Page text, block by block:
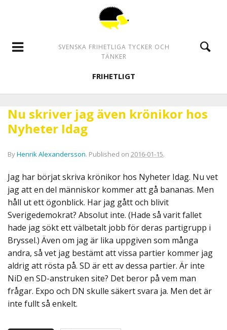
SVENSKA FRIHETLIGA TYCKER OCH
TÄNKER
FRIHETLIGT
Nu skriver jag även krönikor hos
Nyheter Idag
ByHenrik Alexandersson. Published on 2016-01-15.
Jag har börjat skriva krönikor hos Nyheter Idag. Nu vet
jag att en del människor kommer att gå bananas. Men
håll ut ett ögonblick. Har jag gått och blivit
Sverigedemokrat? Absolut inte. (Hade så varit fallet
hade jag sökt ett välbetalt jobb för deras partigrupp i
Bryssel.) Även om jag är lika uppgiven som många
andra, så vet jag bestämt att vissa partier kommer jag
aldrig att rösta på. SD är ett av dessa partier. Är inte
NiD en SD-anstruken site? Det beror på vem man
frågar. Expo och DN skulle säkert svara ja. Men det är
inte fullt så enkelt.